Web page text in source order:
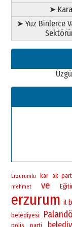
26
02
➤
➤ Yüz Binlerce
Erzurumlu kar ak
mehmet ve
erzurum il
belediyesi
polis